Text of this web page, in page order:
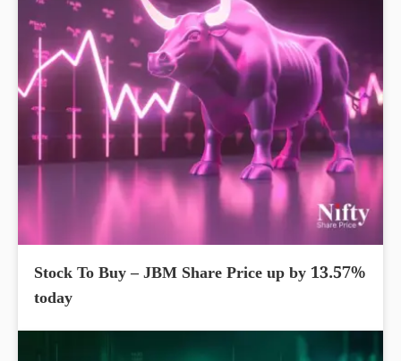
Stock To Buy – JBM Share Price up by 13.57%
today